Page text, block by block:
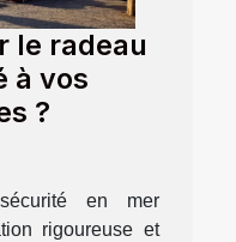
le radeau
à vos
?
en mer
rigoureuse et